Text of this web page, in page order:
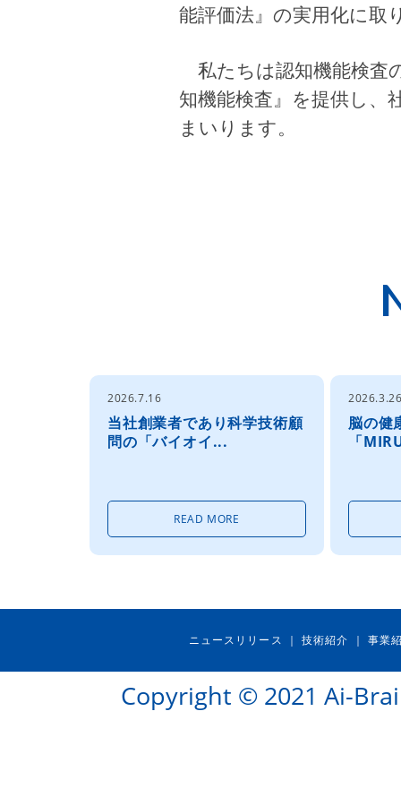
能評価法』の実⽤化に取
私たちは認知機能検査
知機能検査』を提供し、
まいります。
2026.7.16
当社創業者であり科学技術顧
問の「バイオイ...
READ MORE
脳の健
「
ニュースリリース ｜技術紹介 事業
Copyright © 2021 Ai-